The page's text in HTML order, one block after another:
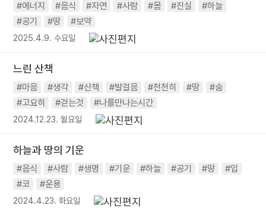
#에너지 #음식 #자연 #사람 #몸 #진실
#하늘
#공기
#땅 #보약
2025.4.9. 수요일
느린 산책
#마음 #생각 #산책 #발걸음 #천천히 #땅
#숨
#고요히
#걷는것 #나를만나는시간
2024.12.23. 월요일
하늘과 땅의 기운
#음식 #사람 #생명 #기운 #하늘 #공기 #땅
#입
#코
#운용
2024.4.23. 화요일